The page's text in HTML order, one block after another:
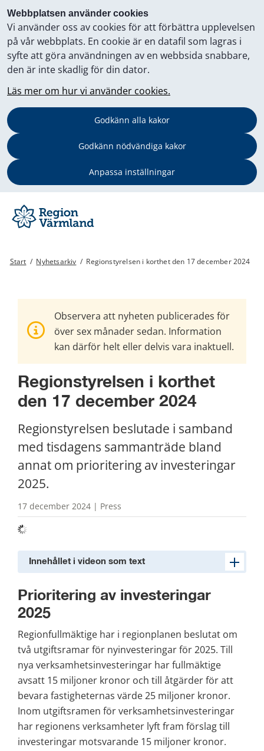
Webbplatsen använder cookies
Vi använder oss av cookies för att förbättra upplevelsen
på vår webbplats. En cookie är en datafil som lagras i
syfte att göra användningen av en webbsida snabbare,
den är inte skadlig för din dator.
Läs mer om hur vi använder cookies.
Godkänn alla kakor
Godkänn nödvändiga kakor
Anpassa inställningar
Start / Nyhetsarkiv / Regionstyrelsen i korthet den 17 december 2024
Observera att nyheten publicerades för
över sex månader sedan. Information
kan därför helt eller delvis vara inaktuell.
Regionstyrelsen i korthet
den 17 december 2024
Regionstyrelsen beslutade i samband
med tisdagens sammanträde bland
annat om prioritering av investeringar
2025.
17 december 2024 | Press
Innehållet i videon som text
Prioritering av investeringar
2025
Regionfullmäktige har i regionplanen beslutat om
två utgiftsramar för nyinvesteringar för 2025. Till
nya verksamhetsinvesteringar har fullmäktige
avsatt 15 miljoner kronor och till åtgärder för att
bevara fastigheternas värde 25 miljoner kronor.
Inom utgiftsramen för verksamhetsinvesteringar
har regionens verksamheter lyft fram förslag till
investeringar motsvarande 15 miljoner kronor.